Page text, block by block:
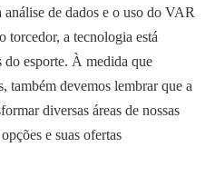
análise de dados e o uso do VAR
torcedor, a tecnologia está
do esporte. À medida que
também devemos lembrar que a
diversas áreas de nossas
e suas ofertas